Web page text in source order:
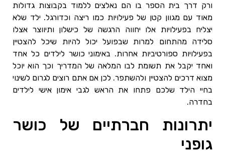
ורק דרך בית הספר בו הם נאלצים ללמוד בקבוצות גדולות
מאוד עם מגוון קטן של פעילויות כמו ריצה וכדורגל. ילד שלא
יצליח בפעילויות אלו יחווה הרגשה של כישלון ותיווצר אצלו
סלידה מהתחום למרות שבפועל יכול להיות שיכל להצטיין
בפעילויות ספורטיביות אחרות. באימוני כושר לילדים כל אחד
ואחד יקבל את תשומת לבו המלאה של המדריך וכך הוא יוכל
מצוא דרכים להצטיין ולהשתפר. לכן אם אתם רוצים לגרום לשינוי
בחיי הילד שלכם פתחו את הראש לגבי אימון אישי לילדים
בחדרה.
יתרונות חברתיים של כושר
גופני